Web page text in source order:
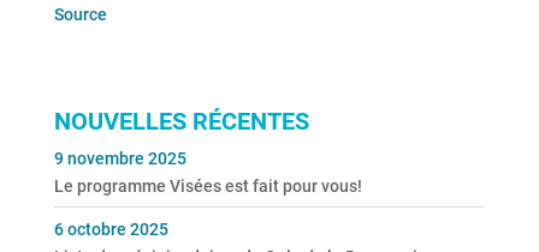
Source
NOUVELLES RÉCENTES
Le programme Visées est fait pour vous!
9 novembre 2025
6 octobre 2025